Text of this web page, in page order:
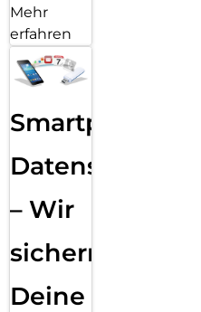
Mehr
erfahren
Smartphone
Datensicherung
– Wir
sichern
Deine